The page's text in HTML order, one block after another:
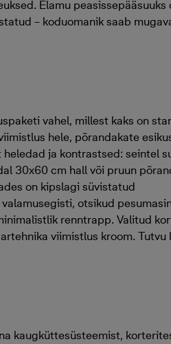
Elamu peasissepääsuuks
– koduomanik saab
vahel, millest kaks on
hele, põrandakate
ja kontrastsed: seintel
30x60 cm hall või pruun
on kipslagi süvistatud
otsikud
renntrapp. Valitud
viimistlus kroom. Tutvu
kaugküttesüsteemist,